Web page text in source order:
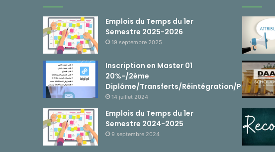
Emplois du Temps du 1er
Semestre 2025-2026
19 septembre 2025
Inscription en Master 01
20%-/2ème
Diplôme/Transferts/Réintégration/Passerelle
14 juillet 2024
Emplois du Temps du 1er
Semestre 2024-2025
9 septembre 2024